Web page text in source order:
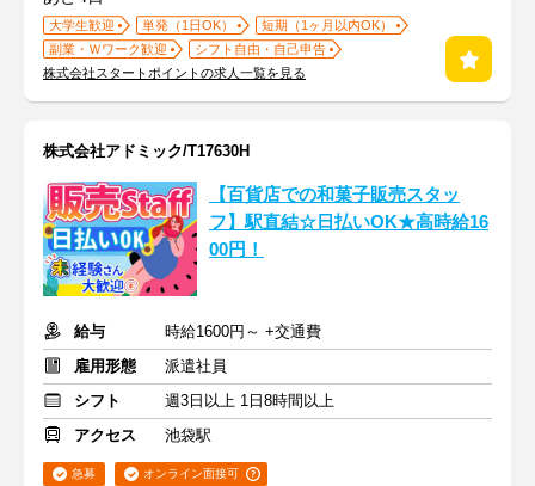
大学生歓迎 単発（1日OK）
短期（1ヶ月以内OK）
副業・Ｗワーク歓迎
シフト自由・自己申告
株式会社スタートポイントの求人一覧を見る
株式会社アドミック/T17630H
【百貨店での和菓子販売スタッ
フ】駅直結☆日払いOK★高時給16
00円！
給与
時給1600円～ +交通費
雇用形態
派遣社員
シフト
週3日以上 1日8時間以上
アクセス
池袋駅
急募 オンライン面接可